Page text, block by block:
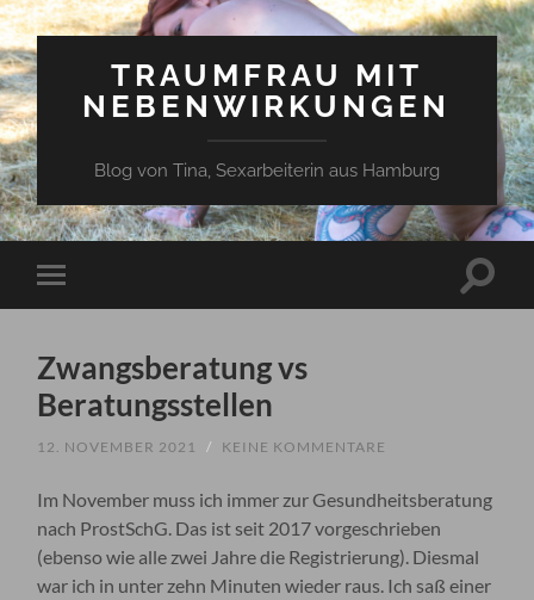
TRAUMFRAU MIT
NEBENWIRKUNGEN
Blog von Tina, Sexarbeiterin aus Hamburg
Mobile-
Menü
Zwangsberatung vs
Beratungsstellen
12. NOVEMBER 2021 / KEINE KOMMENTARE
Im November muss ich immer zur Gesundheitsberatung
nach ProstSchG. Das ist seit 2017 vorgeschrieben
(ebenso wie alle zwei Jahre die Registrierung). Diesmal
war ich in unter zehn Minuten wieder raus. Ich saß einer